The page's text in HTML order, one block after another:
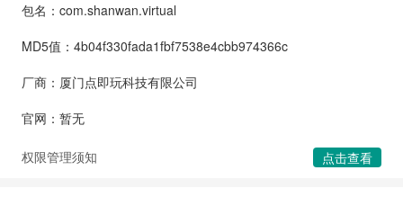
包名：com.shanwan.virtual
MD5值：4b04f330fada1fbf7538e4cbb974366c
厂商：厦门点即玩科技有限公司
官网：暂无
权限管理须知 点击查看